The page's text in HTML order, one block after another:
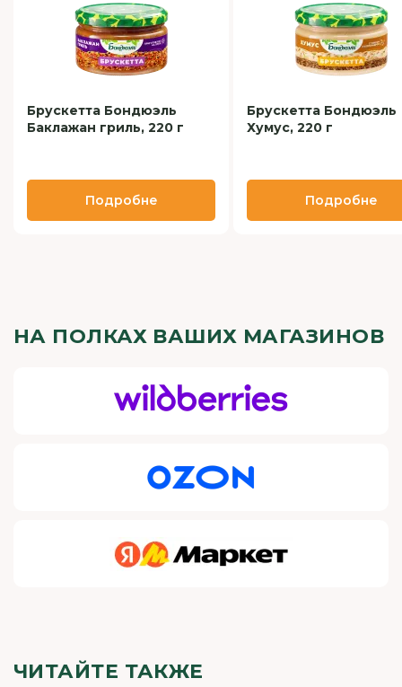
Брускетта Бондюэль
Баклажан гриль, 220 г
Подробне
Брускетта Бондюэль
Хумус, 220 г
Подробне
НА ПОЛКАХ ВАШИХ МАГАЗИНОВ
ЧИТАЙТЕ ТАКЖЕ